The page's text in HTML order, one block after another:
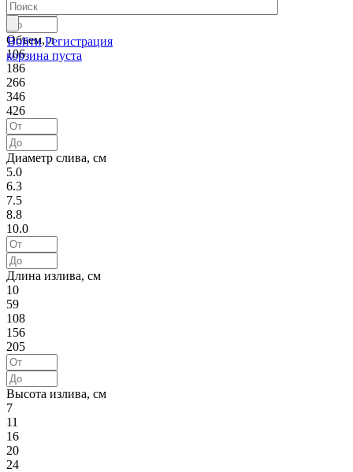
Войти Регистрация
корзина пуста
Объем, л
106
186
266
346
426
Диаметр слива, см
5.0
6.3
7.5
8.8
10.0
Длина излива, см
10
59
108
156
205
Высота излива, см
7
11
16
20
24